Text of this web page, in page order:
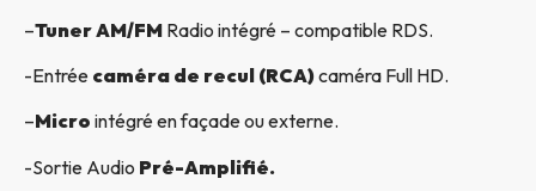
–Tuner AM/FM Radio intégré – compatible RDS.
-Entrée caméra de recul (RCA)caméra Full HD.
–Micro intégré en façade ou externe.
-Sortie Audio Pré-Amplifié.